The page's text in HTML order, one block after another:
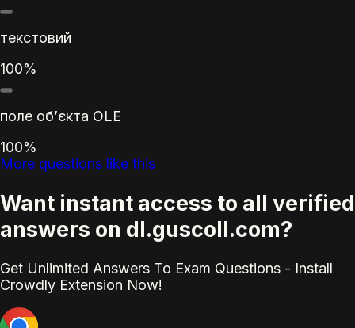
текстовий
100%
поле об’єкта OLE
100%
More questions like this
Want instant access to all verified
answers on dl.guscoll.com?
Get Unlimited Answers To Exam Questions - Install
Crowdly Extension Now!